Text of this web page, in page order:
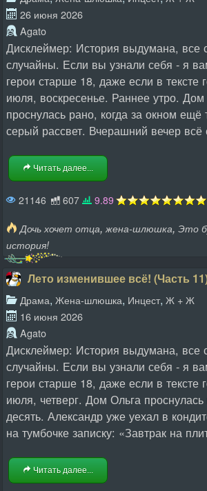
26 июня 2026
Agato
Дисклеймер: История выдумана, все
случайны. Если вы узнали себя - я
герои старше 18, даже если в тексте
июля, воскресенье. Раннее утро.
проснулась рано, когда за окном ещё
серый рассвет. Вчерашний вечер
Читать далее...
21146 607 9.89
Дочь хочет отца,жена-шлюшка, Это
история!
Лето изменившее всё! (Часть
Драма, Жена-шлюшка, Инцест, Ж + Ж
16 июня 2026
Agato
Дисклеймер: История выдумана, все
случайны. Если вы узнали себя - я
герои старше 18, даже если в тексте
июля, четверг. Дом Ольга
десять. Александр уже уехал в
на тумбочке записку: «Завтрак на
Читать далее...